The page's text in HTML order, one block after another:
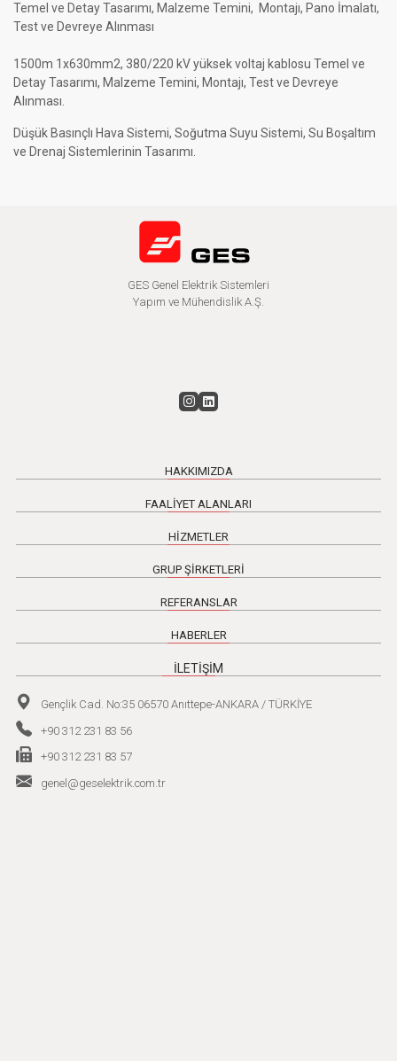
Temel ve Detay Tasarımı, Malzeme Temini, Montajı, Pano İmalatı,
Test ve Devreye Alınması
1500m 1x630mm2, 380/220 kV yüksek voltaj kablosu Temel ve
Detay Tasarımı, Malzeme Temini, Montajı, Test ve Devreye
Alınması.
Düşük Basınçlı Hava Sistemi, Soğutma Suyu Sistemi, Su Boşaltım
ve Drenaj Sistemlerinin Tasarımı.
GES Genel Elektrik Sistemleri
Yapım ve Mühendislik A.Ş.
HAKKIMIZDA
FAALİYET ALANLARI
HİZMETLER
GRUP ŞİRKETLERİ
REFERANSLAR
HABERLER
İLETİŞİM
Gençlik Cad. No:35 06570 Anıttepe-ANKARA / TÜRKİYE
+90 312 231 83 56
+90 312 231 83 57
genel@geselektrik.com.tr